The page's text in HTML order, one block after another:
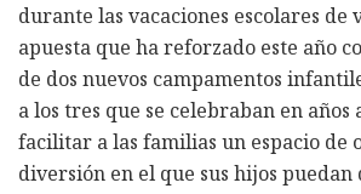
durante las vacaciones escolares de
apuesta que ha reforzado este año
de dos nuevos campamentos
a los tres que se celebraban en
facilitar a las familias un espacio de
diversión en el que sus hijos